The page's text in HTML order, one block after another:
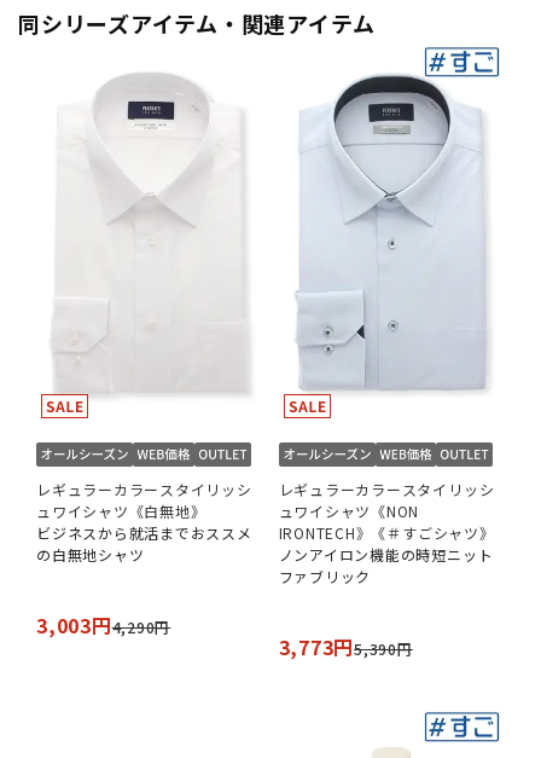
同シリーズアイテム・関連アイテム
レギュラーカラースタイリッシ
ュワイシャツ《白無地》
ビジネスから就活までおススメ
の白無地シャツ
3,003円4,290円
レギュラーカラースタイリッシ
ュワイシャツ《NON
IRONTECH》《＃すごシャツ》
ノンアイロン機能の時短ニット
ファブリック
3,773円5,390円